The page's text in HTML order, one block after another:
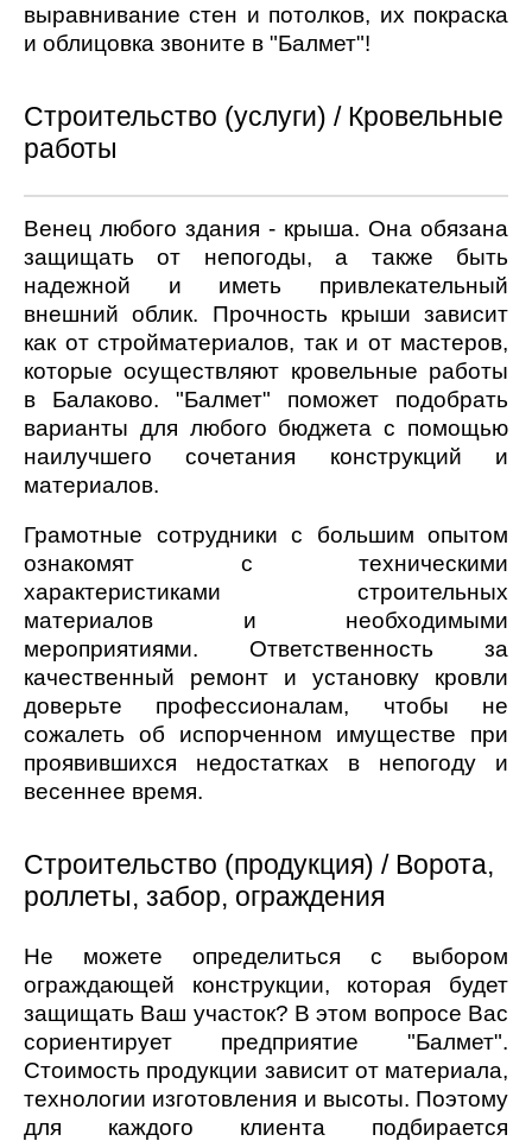
выравнивание стен и потолков, их покраска
и облицовка звоните в "Балмет"!
Строительство (услуги) / Кровельные
работы
Венец любого здания - крыша. Она обязана
защищать от непогоды, а также быть
надежной и иметь привлекательный
внешний облик. Прочность крыши зависит
как от стройматериалов, так и от мастеров,
которые осуществляют кровельные работы
в Балаково. "Балмет" поможет подобрать
варианты для любого бюджета с помощью
наилучшего сочетания конструкций и
материалов.
Грамотные сотрудники с большим опытом
ознакомят с техническими
характеристиками строительных
материалов и необходимыми
мероприятиями. Ответственность за
качественный ремонт и установку кровли
доверьте профессионалам, чтобы не
сожалеть об испорченном имуществе при
проявившихся недостатках в непогоду и
весеннее время.
Строительство (продукция) / Ворота,
роллеты, забор, ограждения
Не можете определиться с выбором
ограждающей конструкции, которая будет
защищать Ваш участок? В этом вопросе Вас
сориентирует предприятие "Балмет".
Стоимость продукции зависит от материала,
технологии изготовления и высоты. Поэтому
для каждого клиента подбирается